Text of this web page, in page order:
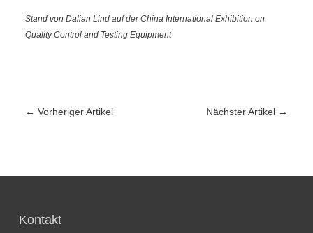
Stand von Dalian Lind auf der China International Exhibition on
Quality Control and Testing Equipment
← Vorheriger Artikel Nächster Artikel →
Kontakt